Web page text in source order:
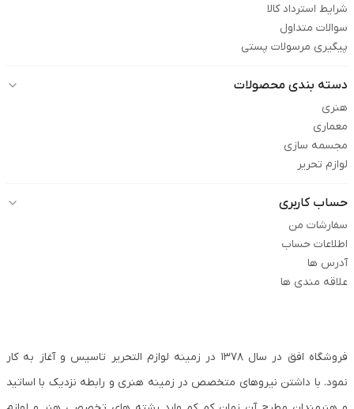
شرایط استرداد کالا
سوالات متداول
پیگیری مرسولات پستی
دسته بندی محصولات
هنری
معماری
مجسمه سازی
لوازم تحریر
حساب کاربری
سفارشات من
اطلاعات حساب
آدرس ها
علاقه مندی ها
فروشگاه افق در سال ۱۳۷۸ در زمینه لوازم التحریر تاسیس و آغاز به کار
نمود. با داشتن نیروهای متخصص در زمینه هنری و رابطه نزدیک با اساتید